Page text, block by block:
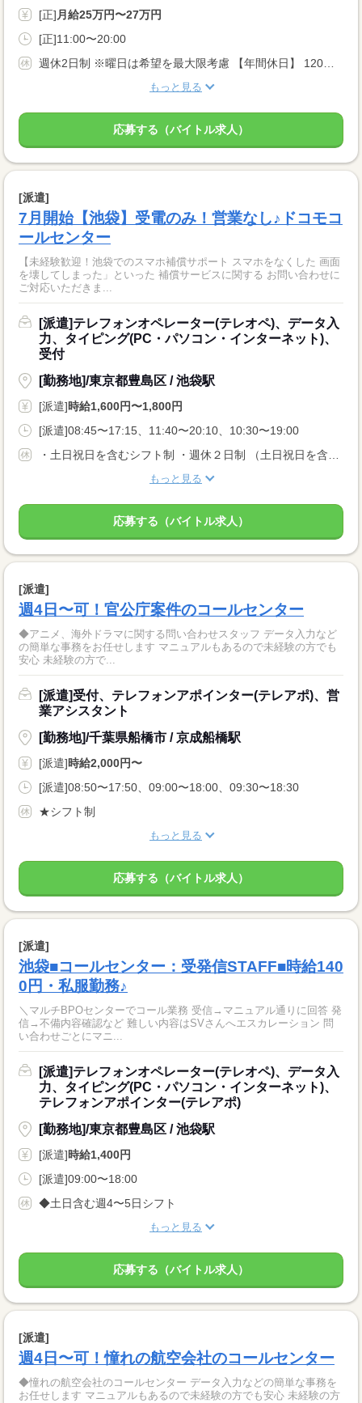
[正]月給25万円〜27万円
[正]11:00〜20:00
週休2日制 ※曜日は希望を最大限考慮 【年間休日】 120日以上 【休暇制度】 ・GW休暇 ・夏季休暇 ・年末年始休暇 ・慶弔休暇 ・産前・産後休暇 ・育児休暇 ・介護休暇 ・有給休暇
もっと見る
応募する（バイトル求人）
[派遣]
7月開始【池袋】受電のみ！営業なし♪ドコモコ
ールセンター
【未経験歓迎！池袋でのスマホ補償サポート スマホをなくした 画面
を壊してしまった」といった 補償サービスに関する お問い合わせに
ご対応いただきま...
[派遣]テレフォンオペレーター(テレオペ)、データ入
力、タイピング(PC・パソコン・インターネット)、
受付
[勤務地]/東京都豊島区 / 池袋駅
[派遣]時給1,600円〜1,800円
[派遣]08:45〜17:15、11:40〜20:10、10:30〜19:00
・土日祝日を含むシフト制 ・週休２日制 （土日祝日を含むローテーション勤務） ※座学研修中のみ土日祝休
もっと見る
応募する（バイトル求人）
[派遣]
週4日〜可！官公庁案件のコールセンター
◆アニメ、海外ドラマに関する問い合わせスタッフ データ入力など
の簡単な事務をお任せします マニュアルもあるので未経験の方でも
安心 未経験の方で...
[派遣]受付、テレフォンアポインター(テレアポ)、営
業アシスタント
[勤務地]/千葉県船橋市 / 京成船橋駅
[派遣]時給2,000円〜
[派遣]08:50〜17:50、09:00〜18:00、09:30〜18:30
★シフト制
もっと見る
応募する（バイトル求人）
[派遣]
池袋■コールセンター：受発信STAFF■時給140
0円・私服勤務♪
＼マルチBPOセンターでコール業務 受信→マニュアル通りに回答 発
信→不備内容確認など 難しい内容はSVさんへエスカレーション 問
い合わせごとにマニ...
[派遣]テレフォンオペレーター(テレオペ)、データ入
力、タイピング(PC・パソコン・インターネット)、
テレフォンアポインター(テレアポ)
[勤務地]/東京都豊島区 / 池袋駅
[派遣]時給1,400円
[派遣]09:00〜18:00
◆土日含む週4〜5日シフト
もっと見る
応募する（バイトル求人）
[派遣]
週4日〜可！憧れの航空会社のコールセンター
◆憧れの航空会社のコールセンター データ入力などの簡単な事務を
お任せします マニュアルもあるので未経験の方でも安心 未経験の方